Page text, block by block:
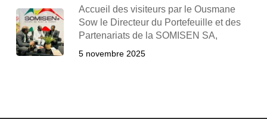
Accueil des visiteurs par le Ousmane
Sow le Directeur du Portefeuille et des
Partenariats de la SOMISEN SA,
5 novembre 2025